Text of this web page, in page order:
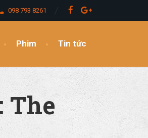
098 793 8261
Phim Tin tức
The